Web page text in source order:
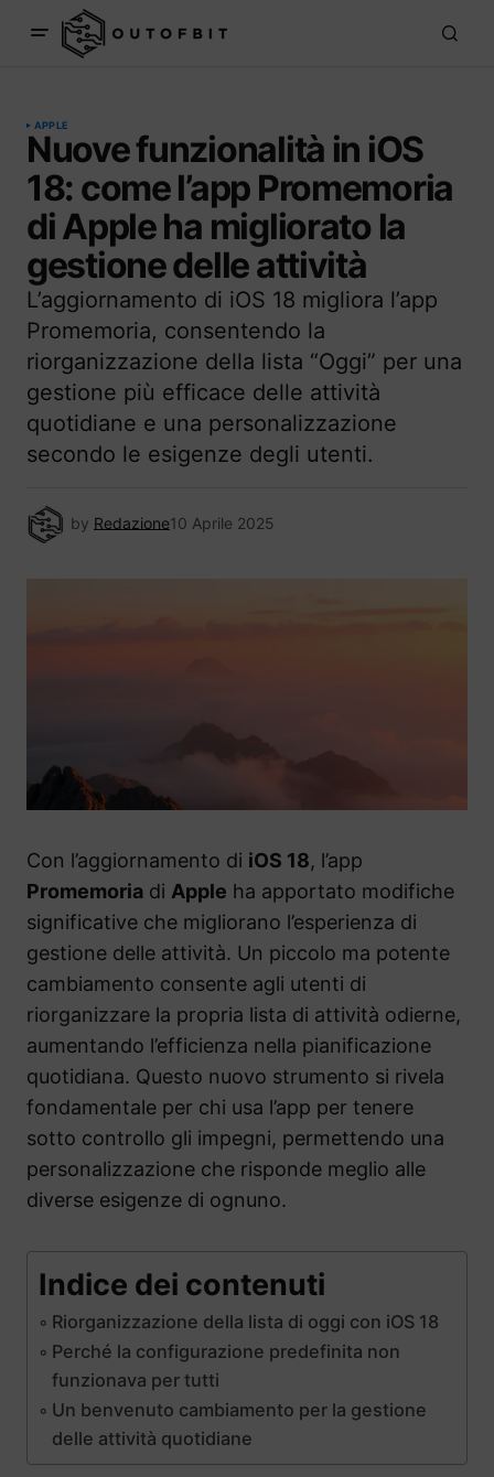
APPLE
Nuove funzionalità in iOS
18: come l’app Promemoria
di Apple ha migliorato la
gestione delle attività
L’aggiornamento di iOS 18 migliora l’app
Promemoria, consentendo la
riorganizzazione della lista “Oggi” per una
gestione più efficace delle attività
quotidiane e una personalizzazione
secondo le esigenze degli utenti.
by Redazione10 Aprile 2025
Con l’aggiornamento di iOS 18, l’app
Promemoria di Apple ha apportato modifiche
significative che migliorano l’esperienza di
gestione delle attività. Un piccolo ma potente
cambiamento consente agli utenti di
riorganizzare la propria lista di attività odierne,
aumentando l’efficienza nella pianificazione
quotidiana. Questo nuovo strumento si rivela
fondamentale per chi usa l’app per tenere
sotto controllo gli impegni, permettendo una
personalizzazione che risponde meglio alle
diverse esigenze di ognuno.
Indice dei contenuti
Riorganizzazione della lista di oggi con iOS 18
Perché la configurazione predefinita non
funzionava per tutti
Un benvenuto cambiamento per la gestione
delle attività quotidiane